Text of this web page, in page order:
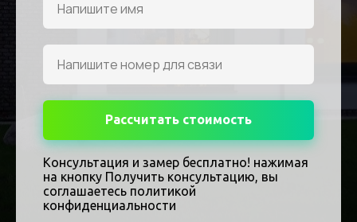
Рассчитать стоимость
Консультация и замер бесплатно! нажимая
на кнопку Получить консультацию, вы
соглашаетесь политикой
конфиденциальности